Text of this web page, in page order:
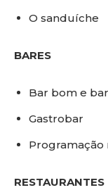
O sanduíche
BARES
Bar bom e
Gastrobar
Programação
RESTAURANTES